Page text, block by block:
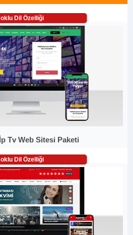
Dil Özelliği
Tv Web Sitesi Paketi
Dil Özelliği